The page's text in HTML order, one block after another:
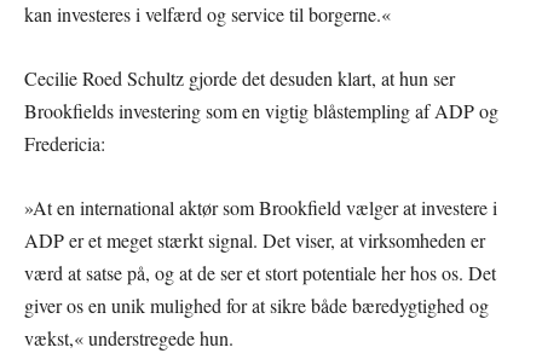
kan investeres i velfærd og service til borgerne.«
Cecilie Roed Schultz gjorde det desuden klart, at hun ser
Brookfields investering som en vigtig blåstempling af ADP og
Fredericia:
»At en international aktør som Brookfield vælger at investere i
ADP er et meget stærkt signal. Det viser, at virksomheden er
værd at satse på, og at de ser et stort potentiale her hos os. Det
giver os en unik mulighed for at sikre både bæredygtighed og
vækst,« understregede hun.